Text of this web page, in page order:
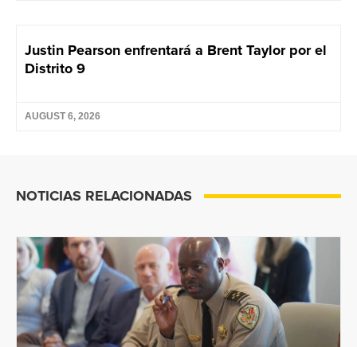
Justin Pearson enfrentará a Brent Taylor por el
Distrito 9
AUGUST 6, 2026
NOTICIAS RELACIONADAS